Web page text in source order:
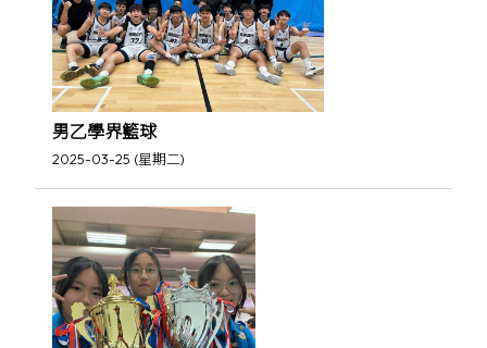
男乙學界籃球
2025-03-25 (星期二)